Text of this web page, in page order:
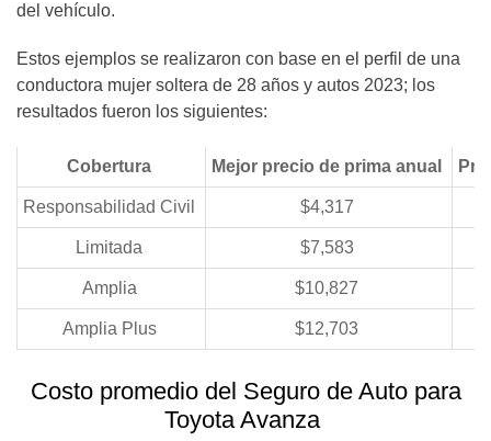
del vehículo.
Estos ejemplos se realizaron con base en el perfil de una
conductora mujer soltera de 28 años y autos 2023; los
resultados fueron los siguientes:
Cobertura Mejor precio de prima anual
Responsabilidad Civil $4,317
Limitada $7,583
Amplia $10,827
Amplia Plus $12,703
Costo promedio del Seguro de Auto para
Toyota Avanza